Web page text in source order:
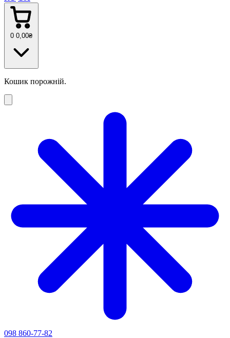
0 0 ,00₴
Кошик порожній.
098 860-77-82